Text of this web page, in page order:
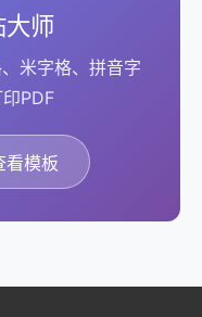
大师
米字格、拼音字
PDF
看模板